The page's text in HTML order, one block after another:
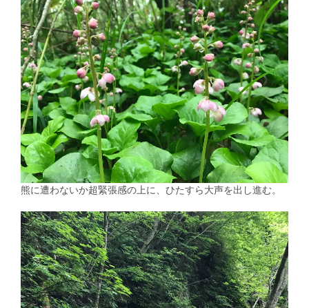
熊に遭わないか超緊張感の上に、ひたすら大声を出し進む。